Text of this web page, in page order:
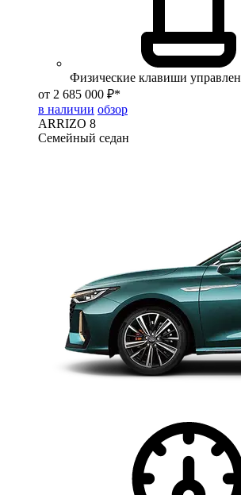
Физические клавиши
от 2 685 000 ₽*
в наличии обзор
ARRIZO 8
Семейный седан